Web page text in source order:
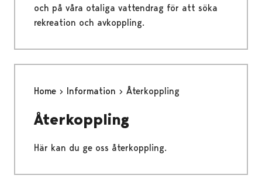
och på våra otaliga vattendrag för att söka
rekreation och avkoppling.
Home Information Återkoppling
Återkoppling
Här kan du ge oss återkoppling.